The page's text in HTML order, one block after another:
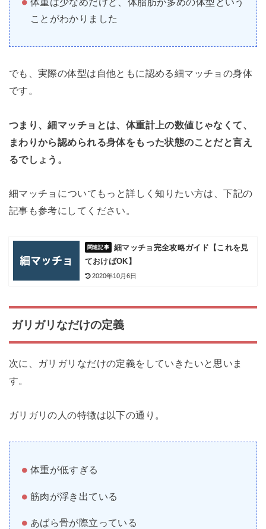
ことがわかりました
でも、実際の体型は自他ともに認める細マッチョの身体
です。
つまり、細マッチョとは、体重計上の数値じゃなくて、
まわりから認められる身体をもった状態のことだと言え
るでしょう。
細マッチョについてもっと詳しく知りたい方は、下記の
記事も参考にしてください。
細マッチョ完全攻略ガイド【これを見
ておけばOK】
2020年10月6日
ガリガリなだけの定義
次に、ガリガリなだけの定義をしていきたいと思いま
す。
ガリガリの人の特徴は以下の通り。
体重が低すぎる
筋肉が浮き出ている
あばら骨が際立っている